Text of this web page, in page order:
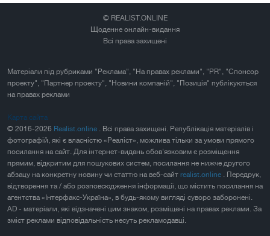
© REALIST.ONLINE
Щоденне онлайн-видання
Всі права захищені
Матеріали під рубриками "Реклама", "На правах реклами", "PR", "Спонсор
проекту", "Партнер проекту", "Новини компаній", "Позиція" публікуються
на правах реклами
Карта сайта
© 2016-2026 Realist.online . Всі права захищені. Републікація матеріалів і
фотографій, які є власністю «Реаліст», можлива тільки за умови прямого
посилання на сайт. Для інтернет-видань обов'язковим є розміщення
прямим, відкритим для пошукових систем, посилання не нижче другого
абзацу на конкретну новину чи статтю на веб-сайт realist.online . Передрук,
відтворення та / або розповсюдження інформації, що містить посилання на
агентства «Інтерфакс-Україна», в будь-якому вигляді суворо заборонені.
AD - матеріали, які відзначені цим знаком, розміщені на правах реклами. За
зміст реклами відповідальність несуть рекламодавці.